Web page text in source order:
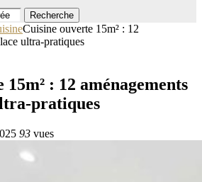
Recherche
Cuisine ouverte 15m² : 12
ultra-pratiques
: 12 aménagements
pratiques
93 vues